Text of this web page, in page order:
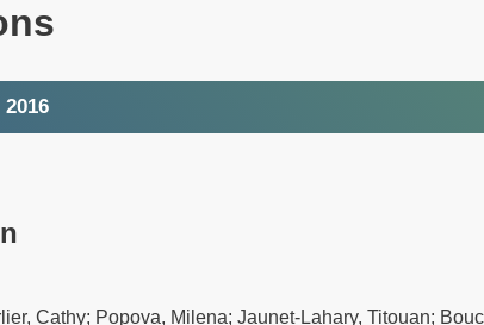
2016
Cathy; Popova, Milena; Jaunet-Lahary, Titouan;